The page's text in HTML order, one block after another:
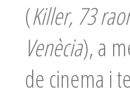
(Killer, 73
Venècia), a
de cinema i